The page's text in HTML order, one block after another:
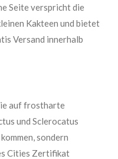
Seite verspricht die
Kakteen und bietet
Versand innerhalb
auf frostharte
und Sclerocatus
sondern
Cities Zertifikat